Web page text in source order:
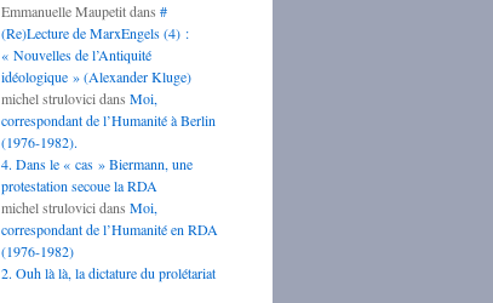
Emmanuelle Maupetitdans #
(Re)Lecture de MarxEngels (4) :
« Nouvelles de l’Antiquité
idéologique » (Alexander Kluge)
michel strulovici dans Moi,
correspondant de l’Humanité à Berlin
(1976-1982).
4. Dans le « cas » Biermann, une
protestation secoue la RDA
michel strulovici dans Moi,
correspondant de l’Humanité en RDA
(1976-1982)
2. Ouh là là, la dictature du prolétariat